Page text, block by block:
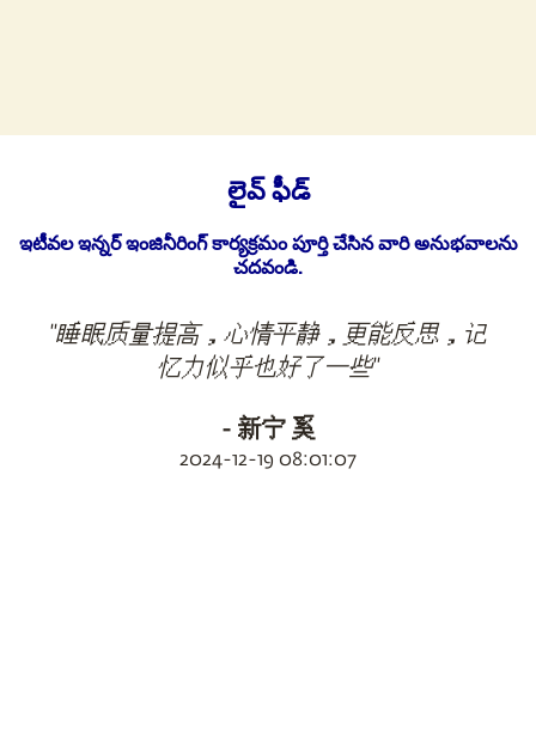
లైవ్ ఫీడ్
ఇటీవల ఇన్నర్ ఇంజినీరింగ్ కార్యక్రమం పూర్తి చేసిన వారి అనుభవాలను
చదవండి.
"睡眠质量提高，心情平静，更能反思，记
忆力似乎也好了一些"
- 新宁 奚
2024-12-19 08:01:07